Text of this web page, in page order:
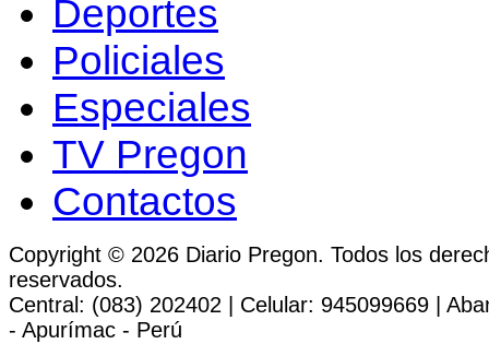
Deportes
Policiales
Especiales
TV Pregon
Contactos
Copyright © 2026 Diario Pregon. Todos los
reservados.
Central: (083) 202402 | Celular: 945099669 |
- Apurímac - Perú